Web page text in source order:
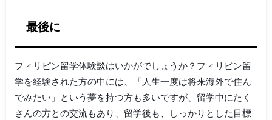
最後に
フィリピン留学体験談はいかがでしょうか？フィリピン留
学を経験された方の中には、「人生一度は将来海外で住ん
でみたい」という夢を持つ方も多いですが、留学中にたく
さんの方との交流もあり、留学後も、しっかりとした目標